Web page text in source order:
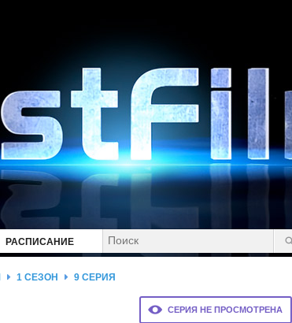
РАСПИСАНИЕ
СЕРИЯ НЕ ПРОСМОТРЕНА
1 СЕЗОН 9 СЕРИЯ